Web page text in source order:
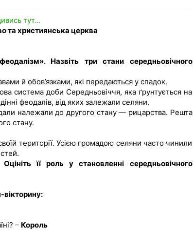
тут...
та християнська церква
Назвіть три стани середньовічного
й обов’язками, які передаються у спадок.
система доби Середньовіччя, яка ґрунтується на
феодалів, від яких залежали селяни.
належали до другого стану — рицарства. Решта
стану.
території. Усією громадою селяни часто чинили
її роль у становленні середньовічного
вікторину:
– Король